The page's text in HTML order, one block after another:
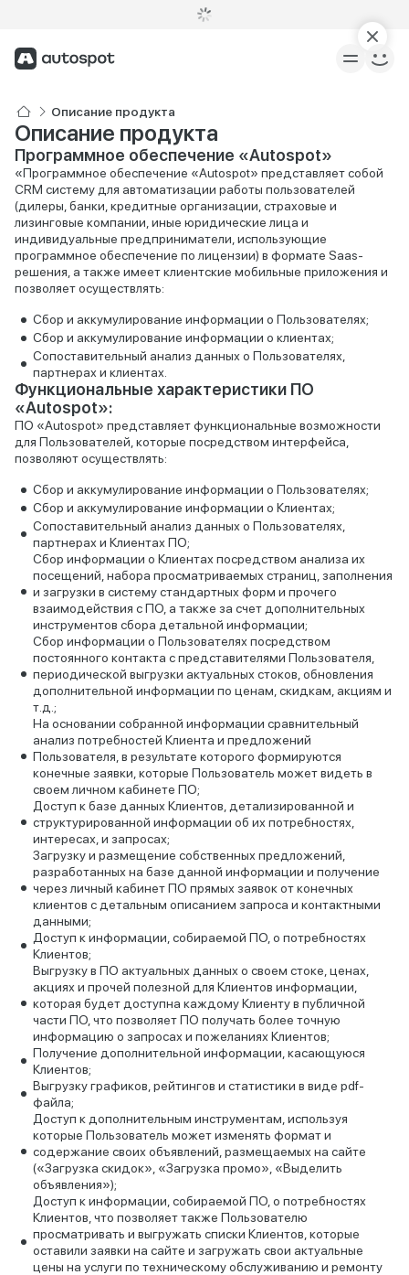
Описание продукта
Описание продукта
Программное обеспечение «Autospot»
«Программное обеспечение «Autospot» представляет собой
CRM систему для автоматизации работы пользователей
(дилеры, банки, кредитные организации, страховые и
лизинговые компании, иные юридические лица и
индивидуальные предприниматели, использующие
программное обеспечение по лицензии) в формате Saas-
решения, а также имеет клиентские мобильные приложения и
позволяет осуществлять:
Сбор и аккумулирование информации о Пользователях;
Сбор и аккумулирование информации о клиентах;
Сопоставительный анализ данных о Пользователях,
партнерах и клиентах.
Функциональные характеристики ПО
«Autospot»:
ПО «Autospot» представляет функциональные возможности
для Пользователей, которые посредством интерфейса,
позволяют осуществлять:
Сбор и аккумулирование информации о Пользователях;
Сбор и аккумулирование информации о Клиентах;
Сопоставительный анализ данных о Пользователях,
партнерах и Клиентах ПО;
Сбор информации о Клиентах посредством анализа их
посещений, набора просматриваемых страниц, заполнения
и загрузки в систему стандартных форм и прочего
взаимодействия с ПО, а также за счет дополнительных
инструментов сбора детальной информации;
Сбор информации о Пользователях посредством
постоянного контакта с представителями Пользователя,
периодической выгрузки актуальных стоков, обновления
дополнительной информации по ценам, скидкам, акциям и
т.д.;
На основании собранной информации сравнительный
анализ потребностей Клиента и предложений
Пользователя, в результате которого формируются
конечные заявки, которые Пользователь может видеть в
своем личном кабинете ПО;
Доступ к базе данных Клиентов, детализированной и
структурированной информации об их потребностях,
интересах, и запросах;
Загрузку и размещение собственных предложений,
разработанных на базе данной информации и получение
через личный кабинет ПО прямых заявок от конечных
клиентов с детальным описанием запроса и контактными
данными;
Доступ к информации, собираемой ПО, о потребностях
Клиентов;
Выгрузку в ПО актуальных данных о своем стоке, ценах,
акциях и прочей полезной для Клиентов информации,
которая будет доступна каждому Клиенту в публичной
части ПО, что позволяет ПО получать более точную
информацию о запросах и пожеланиях Клиентов;
Получение дополнительной информации, касающуюся
Клиентов;
Выгрузку графиков, рейтингов и статистики в виде pdf-
файла;
Доступ к дополнительным инструментам, используя
которые Пользователь может изменять формат и
содержание своих объявлений, размещаемых на сайте
(«Загрузка скидок», «Загрузка промо», «Выделить
объявления»);
Доступ к информации, собираемой ПО, о потребностях
Клиентов, что позволяет также Пользователю
просматривать и выгружать списки Клиентов, которые
оставили заявки на сайте и загружать свои актуальные
цены на услуги по техническому обслуживанию и ремонту